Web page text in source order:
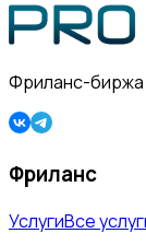
Фриланс-
Фриланс
УслугиВсе